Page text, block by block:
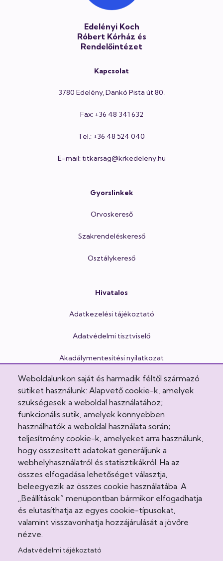
Edelényi Koch
Róbert Kórház és
Rendelőintézet
Kapcsolat
3780 Edelény, Dankó Pista út 80.
Fax: +36 48 341 632
Tel.: +36 48 524 040
E-mail: titkarsag@krkedeleny.hu
Gyorslinkek
Orvoskereső
Szakrendeléskereső
Osztálykereső
Hivatalos
Adatkezelési tájékoztató
Adatvédelmi tisztviselő
Akadálymentesítési nyilatkozat
Cookie Policy
Egészségvonal
Felhasználási feltételek
Impresszum
Intézeti házirend
Jogi nyilatkozatok
Látogatási rend
Weboldalunkon saját és harmadik féltől származó
sütiket használunk: Alapvető cookie-k, amelyek
szükségesek a weboldal használatához;
funkcionális sütik, amelyek könnyebben
használhatók a weboldal használata során;
teljesítmény cookie-k, amelyeket arra használunk,
hogy összesített adatokat generáljunk a
webhelyhasználatról és statisztikákról. Ha az
összes elfogadása lehetőséget választja,
beleegyezik az összes cookie használatába. A
„Beállítások” menüpontban bármikor elfogadhatja
és elutasíthatja az egyes cookie-típusokat,
valamint visszavonhatja hozzájárulását a jövőre
nézve.
Adatvédelmi tájékoztató